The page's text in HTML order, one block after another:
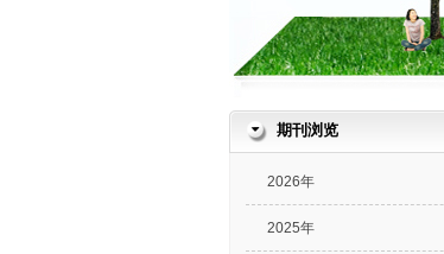
期刊浏览
2026年
2025年